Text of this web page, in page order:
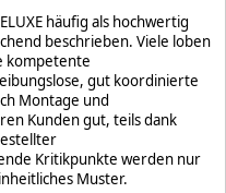
häufig als hochwertig
beschrieben. Viele loben
kompetente
gut koordinierte
Montage und
Kunden gut, teils dank
Kritikpunkte werden nur
Muster.